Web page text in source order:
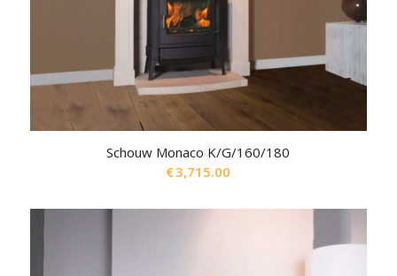
Schouw Monaco K/G/160/180
€3,715.00